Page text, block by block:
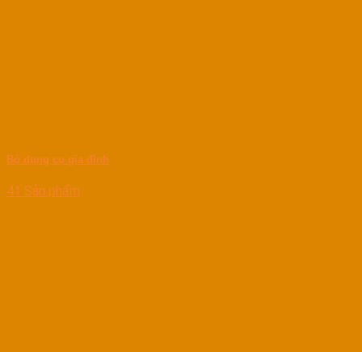
Bộ dụng cụ gia đình
41 Sản phẩm